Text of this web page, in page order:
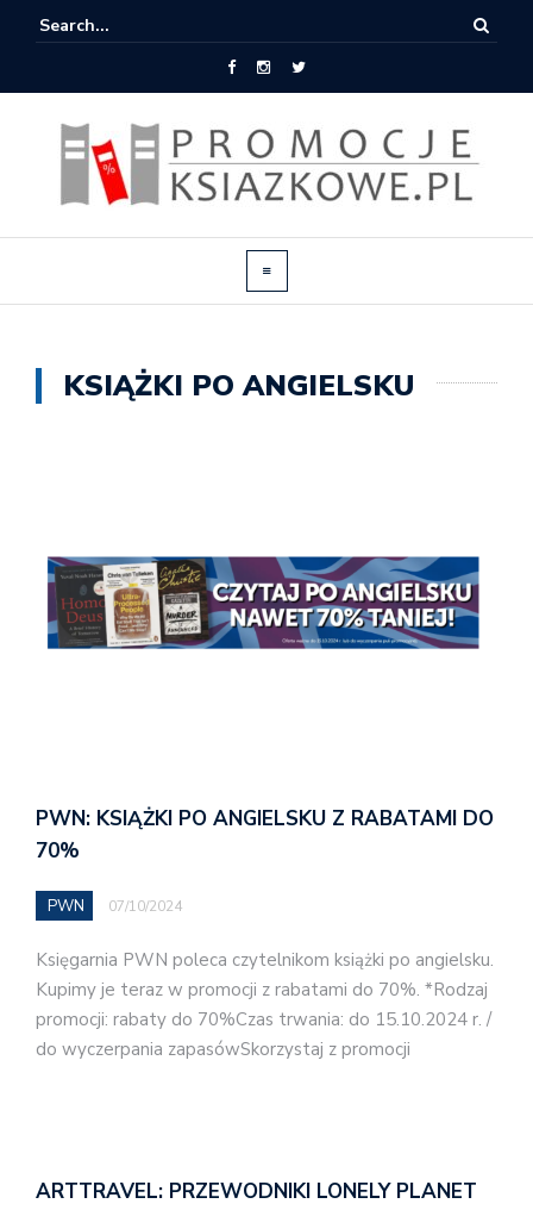
KSIĄŻKI PO ANGIELSKU
PWN: KSIĄŻKI PO ANGIELSKU Z RABATAMI DO
70%
PWN 07/10/2024
Księgarnia PWN poleca czytelnikom książki po angielsku.
Kupimy je teraz w promocji z rabatami do 70%. *Rodzaj
promocji: rabaty do 70%Czas trwania: do 15.10.2024 r. /
do wyczerpania zapasówSkorzystaj z promocji
ARTTRAVEL: PRZEWODNIKI LONELY PLANET